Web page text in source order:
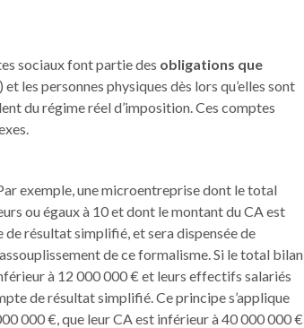
sociaux font partie des obligations que
les personnes physiques dès lors qu’elles sont
du régime réel d’imposition. Ces comptes
exemple, une microentreprise dont le total
ou égaux à 10 et dont le montant du CA est
résultat simplifié, et sera dispensée de
de ce formalisme. Si le total bilan
à 12 000 000 € et leurs effectifs salariés
de résultat simplifié. Ce principe s’applique
000 €, que leur CA est inférieur à 40 000 000 €